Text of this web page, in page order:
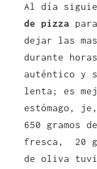
Al día
de pizza
dejar las
durante
auténtico y
lenta; es
estómago,
650 gramos
fresca, 20
de oliva